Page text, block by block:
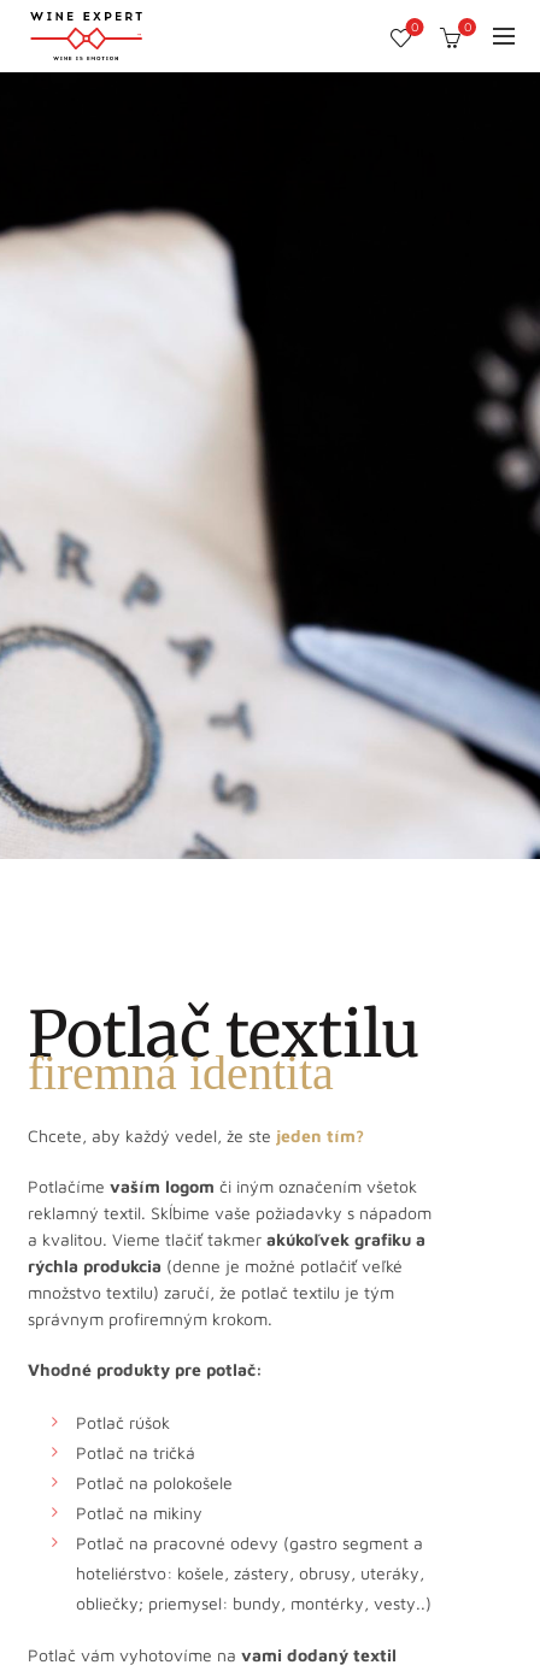
0 0
…potlač & vyšívanie na textil
Služba je ukončená
Ukážte každému, že ste jeden
na
firemné textílie ako sú rúška, tričká, mikiny, pracovné
potlač textilu
výšivka na textil
Potlač textilu
firemná identita
Chcete, aby každý vedel, že ste jeden tím?
Potlačíme vaším logom či iným označením všetok
reklamný textil. Skĺbime vaše požiadavky s nápadom
a kvalitou. Vieme tlačiť takmer akúkoľvek grafiku a
rýchla produkcia (denne je možné potlačiť veľké
množstvo textilu) zaručí, že potlač textilu je tým
správnym profiremným krokom.
Vhodné produkty pre potlač:
Potlač rúšok
Potlač na tričká
Potlač na polokošele
Potlač na mikiny
Potlač na pracovné odevy (gastro segment a
hoteliérstvo: košele, zástery, obrusy, uteráky,
obliečky; priemysel: bundy, montérky, vesty..)
Potlač vám vyhotovíme na vami dodaný textil